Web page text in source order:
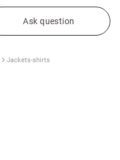
Ask question
Jackets-shirts